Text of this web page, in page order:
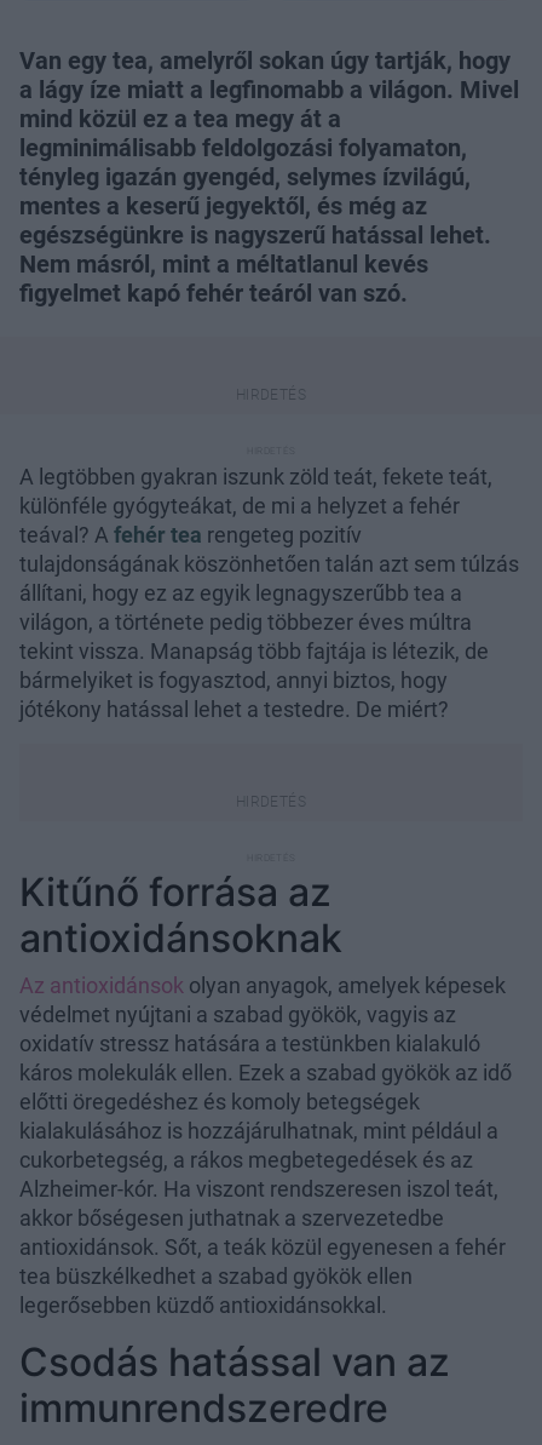
Van egy tea, amelyről sokan úgy tartják, hogy
a lágy íze miatt a legfinomabb a világon. Mivel
mind közül ez a tea megy át a
legminimálisabb feldolgozási folyamaton,
tényleg igazán gyengéd, selymes ízvilágú,
mentes a keserű jegyektől, és még az
egészségünkre is nagyszerű hatással lehet.
Nem másról, mint a méltatlanul kevés
figyelmet kapó fehér teáról van szó.
A legtöbben gyakran iszunk zöld teát, fekete teát,
különféle gyógyteákat, de mi a helyzet a fehér
teával? A fehér tea rengeteg pozitív
tulajdonságának köszönhetően talán azt sem túlzás
állítani, hogy ez az egyik legnagyszerűbb tea a
világon, a története pedig többezer éves múltra
tekint vissza. Manapság több fajtája is létezik, de
bármelyiket is fogyasztod, annyi biztos, hogy
jótékony hatással lehet a testedre. De miért?
Kitűnő forrása az
antioxidánsoknak
Az antioxidánsok olyan anyagok, amelyek képesek
védelmet nyújtani a szabad gyökök, vagyis az
oxidatív stressz hatására a testünkben kialakuló
káros molekulák ellen. Ezek a szabad gyökök az idő
előtti öregedéshez és komoly betegségek
kialakulásához is hozzájárulhatnak, mint például a
cukorbetegség, a rákos megbetegedések és az
Alzheimer-kór. Ha viszont rendszeresen iszol teát,
akkor bőségesen juthatnak a szervezetedbe
antioxidánsok. Sőt, a teák közül egyenesen a fehér
tea büszkélkedhet a szabad gyökök ellen
legerősebben küzdő antioxidánsokkal.
Csodás hatással van az
immunrendszeredre